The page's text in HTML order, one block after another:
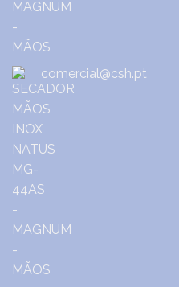
comercial@csh.pt